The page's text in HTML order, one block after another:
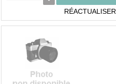
RÉACTUALISER